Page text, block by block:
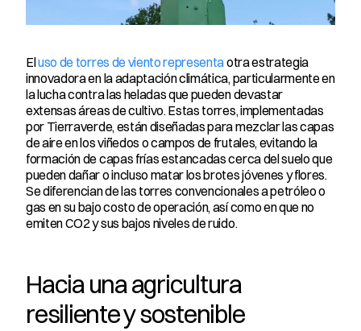
El uso de torres de viento representa otra estrategia
innovadora en la adaptación climática, particularmente en
la lucha contra las heladas que pueden devastar
extensas áreas de cultivo. Estas torres, implementadas
por Tierraverde, están diseñadas para mezclar las capas
de aire en los viñedos o campos de frutales, evitando la
formación de capas frías estancadas cerca del suelo que
pueden dañar o incluso matar los brotes jóvenes y flores.
Se diferencian de las torres convencionales a petróleo o
gas en su bajo costo de operación, así como en que no
emiten CO2 y sus bajos niveles de ruido.
Hacia una agricultura
resiliente y sostenible